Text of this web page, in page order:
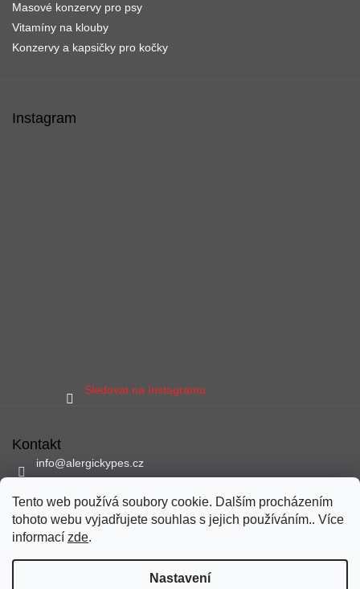
Tento web používá soubory cookie. Dalším procházením
tohoto webu vyjadřujete souhlas s jejich používáním.. Více
informací zde.
Nastavení
Masové konzervy pro psy
Vitamíny na klouby
Konzervy a kapsičky pro kočky
Instagram
Sledovat na Instagramu
Kontakt
info@alergickypes.cz
Sledujte nás na facebooku
alergickypes